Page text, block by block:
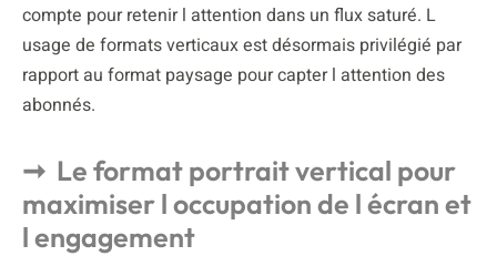
compte pour retenir l attention dans un flux saturé. L
usage de formats verticaux est désormais privilégié par
rapport au format paysage pour capter l attention des
abonnés.
Le format portrait vertical pour
maximiser l occupation de l écran et
l engagement